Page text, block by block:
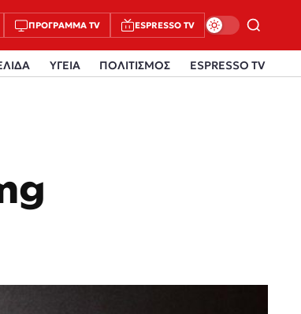
ΠΡΌΓΡΑΜΜΑ TV ESPRESSO TV
ΥΓΕΙΑ ΠΟΛΙΤΙΣΜΟΣ ESPRESSO TV